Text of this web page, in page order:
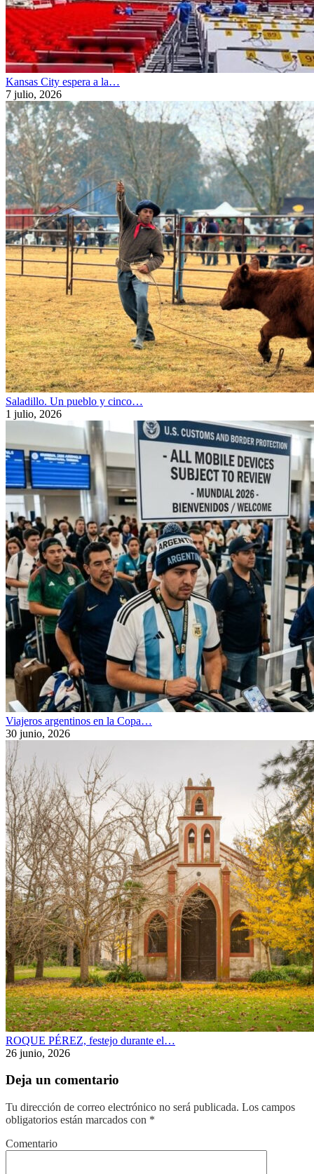
Kansas City espera a la…
7 julio, 2026
Saladillo. Un pueblo y cinco…
1 julio, 2026
Viajeros argentinos en la Copa…
30 junio, 2026
ROQUE PÉREZ, festejo durante el…
26 junio, 2026
Deja un comentario
Tu dirección de correo electrónico no será publicada. Los campos
obligatorios están marcados con *
Comentario